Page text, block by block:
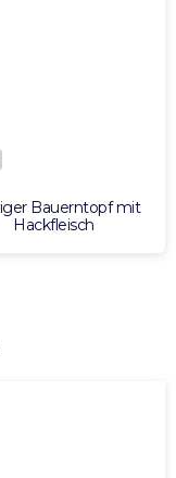
Bauerntopf mit
Hackfleisch